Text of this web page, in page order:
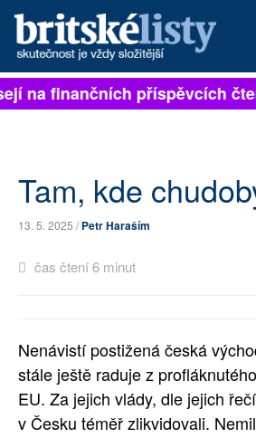
PŘIHLÁSIT
ARCHIV
ROZHOVORY
TÉMATA
AUTOŘI
PŘÍSPĚVKY NA PROVOZ
SOCIÁLNÍ SÍTĚ
na finančních příspěvcích
Tam, kde
13. 5. 2025 /Petr Haraším
čas čtení 6 minut
Nenávistí postižená česká
stále ještě raduje z
EU. Za jejich vlády, dle jejich
v Česku téměř zlikvidovali.